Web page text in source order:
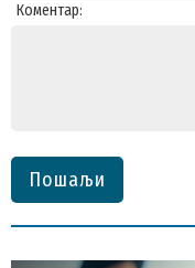
Коментар:
Пошаљи